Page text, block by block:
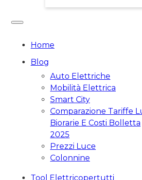
Home
Blog
Auto Elettriche
Mobilità Elettrica
Smart City
Comparazione Tariffe
Biorarie E Costi Bolletta
2025
Prezzi Luce
Colonnine
Tool Elettricopertutti